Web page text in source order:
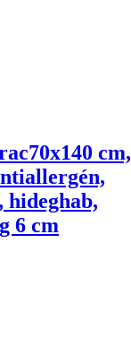
70x140 cm,
hideghab,
6 cm